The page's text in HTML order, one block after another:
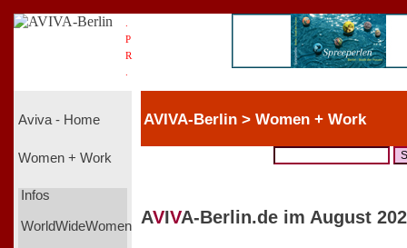
P
R
Aviva - Home
Women + Work
Infos
WorldWideWomen
AVIVA-Berlin > Women + Work
AVIVA-Berlin.de im August